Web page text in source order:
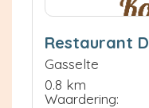
Restaurant
Gasselte
0.8 km
Waardering: